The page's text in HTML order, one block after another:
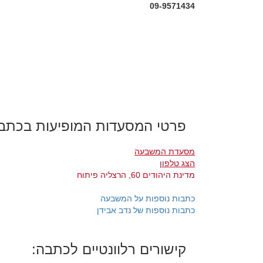
09-9571434
פרטי המסעדות המופיעות
מסעדת המשבעה
הצג טלפון
מדינת היהודים 60, הרצליה פיתוח
כתבות נוספות על המשבעה
כתבות נוספות של נדב אבידן
קישורים רלוונטיים לכתבה: